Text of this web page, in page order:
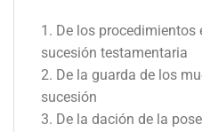
1. De los procedimientos
sucesión testamentaria
2. De la guarda de los
sucesión
3. De la dación de la